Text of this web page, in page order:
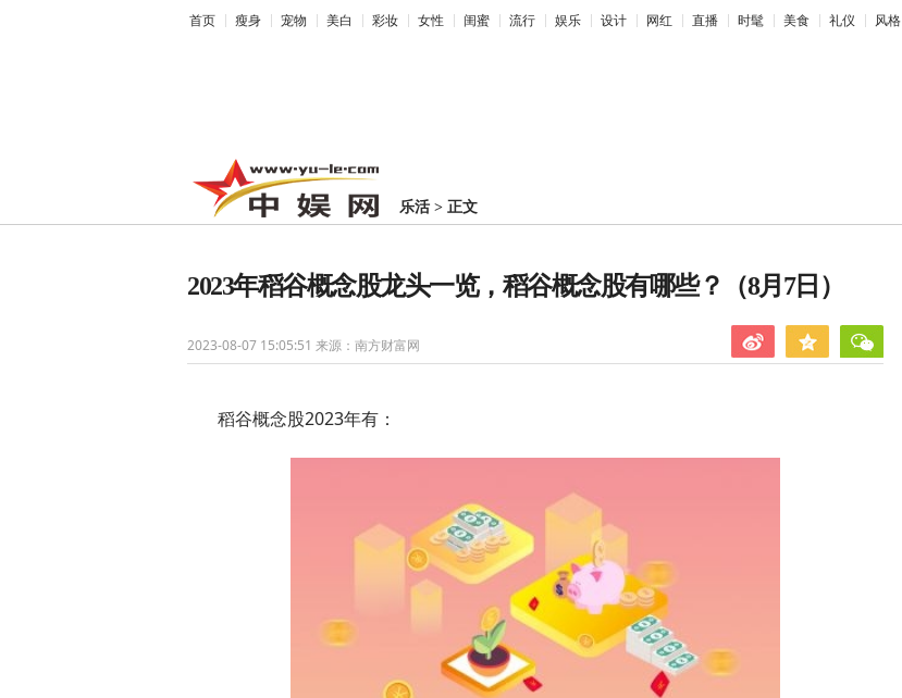
首页 瘦身 宠物 美白 彩妆 女性 闺蜜 流行 娱乐 设计 网红 直播 时髦 美食 礼仪 风格
乐活 > 正文
2023年稻谷概念股龙头一览，稻谷概念股有哪些？（8月7日）
2023-08-07 15:05:51 来源：南方财富网
稻谷概念股2023年有：